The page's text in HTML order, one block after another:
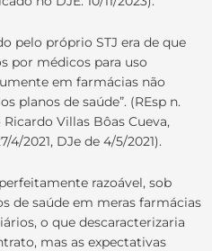
pelo próprio STJ era de que
por médicos para uso
em farmácias não
planos de saúde”. (REsp n.
Villas Bôas Cueva,
2021, DJe de 4/5/2021).
razoável, sob
de saúde em meras farmácias
o que descaracterizaria
mas as expectativas